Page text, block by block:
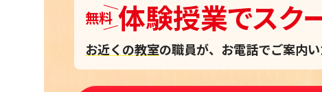
無料 体験授業でスク
お近くの教室の職員が、お電話でご案内い